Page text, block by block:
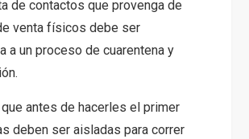
de contactos que provenga de
venta físicos debe ser
a un proceso de cuarentena y
antes de hacerles el primer
deben ser aisladas para correr